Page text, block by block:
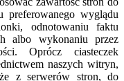
preferowanego wyglądu
odnotowaniu faktu
albo wykonaniu przez
Oprócz ciasteczek
naszych witryn,
z serwerów stron, do